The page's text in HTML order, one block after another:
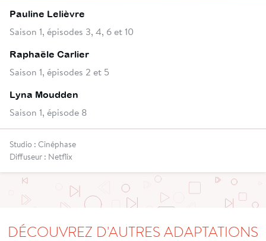
Pauline Lelièvre
Saison 1, épisodes 3, 4, 6 et 10
Raphaële Carlier
Saison 1, épisodes 2 et 5
Lyna Moudden
Saison 1, épisode 8
Studio : Cinéphase
Diffuseur : Netflix
DÉCOUVREZ D'AUTRES ADAPTATIONS